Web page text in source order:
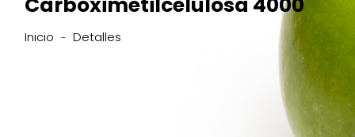
Inicio - Detalles